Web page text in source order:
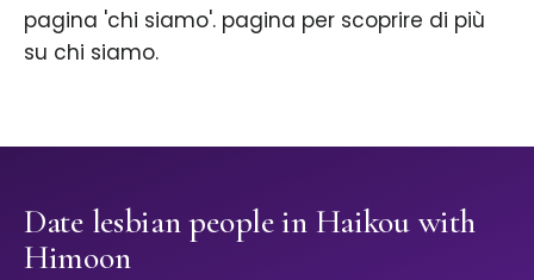
pagina 'chi siamo'. pagina per scoprire di più
su chi siamo.
Date lesbian people in Haikou with
Himoon